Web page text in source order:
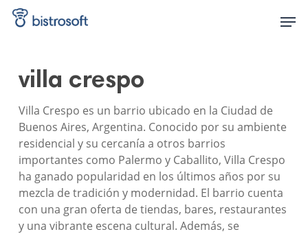
Skip
villa crespo
Villa Crespo es un barrio ubicado en la Ciudad de
Buenos Aires, Argentina. Conocido por su ambiente
residencial y su cercanía a otros barrios
importantes como Palermo y Caballito, Villa Crespo
ha ganado popularidad en los últimos años por su
mezcla de tradición y modernidad. El barrio cuenta
con una gran oferta de tiendas, bares, restaurantes
y una vibrante escena cultural. Además, se